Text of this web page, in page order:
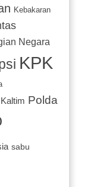
Kebakaran
Negara
KPK
Polda
sabu